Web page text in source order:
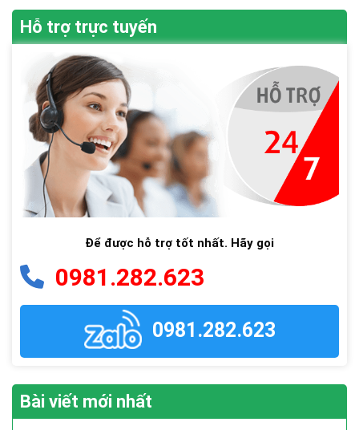
Hỗ trợ trực tuyến
Để được hỗ trợ tốt nhất. Hãy gọi
0981.282.623
0981.282.623
Bài viết mới nhất